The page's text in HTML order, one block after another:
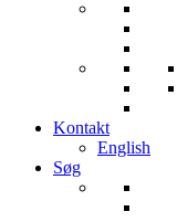
Kontakt
English
Søg